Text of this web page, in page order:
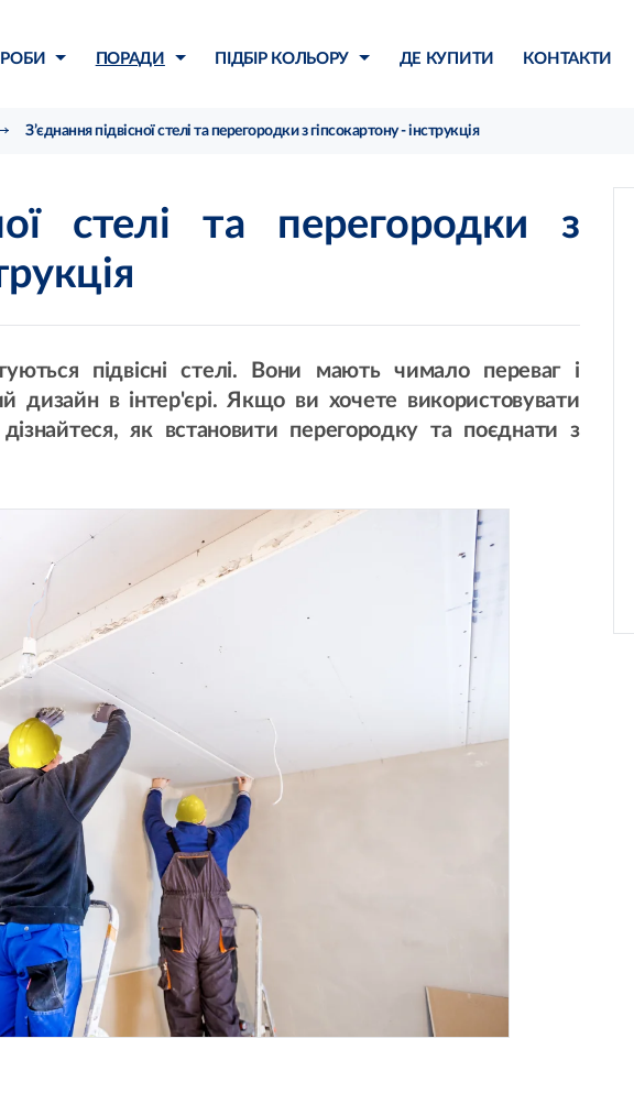
ПОРАДИ ПІДБІР КОЛЬОРУ ДЕ КУПИТИ КОНТАКТИ
З’єднання підвісної стелі та перегородки з гіпсокартону - інструкція
стелі та перегородки з
підвісні стелі. Вони мають чимало переваг і
дизайн в інтер'єрі. Якщо ви хочете використовувати
як встановити перегородку та поєднати з